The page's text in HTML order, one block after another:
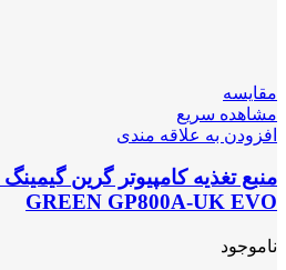
مقایسه
مشاهده سریع
افزودن به علاقه مندی
GREEN GP800A-UK EVO
ناموجود